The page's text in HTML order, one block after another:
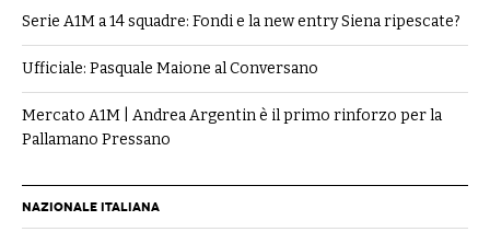
Serie A1M a 14 squadre: Fondi e la new entry Siena ripescate?
Ufficiale: Pasquale Maione al Conversano
Mercato A1M | Andrea Argentin è il primo rinforzo per la
Pallamano Pressano
NAZIONALE ITALIANA